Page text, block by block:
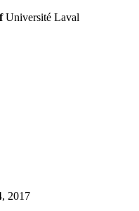
Université Laval
2017